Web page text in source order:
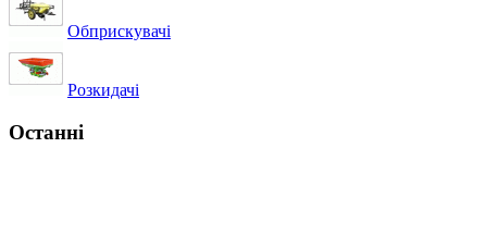
Обприскувачі
Розкидачі
Останні